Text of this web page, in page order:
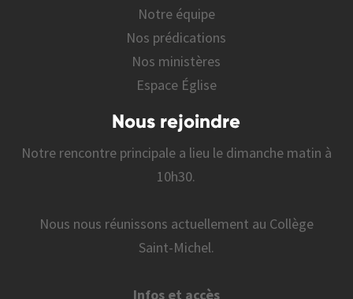
Notre équipe
Nos prédications
Nos ministères
Espace Église
Nous rejoindre
Notre rencontre principale a lieu le dimanche matin à
10h30.
Nous nous réunissons actuellement au Collège
Saint-Michel.
Infos et accès